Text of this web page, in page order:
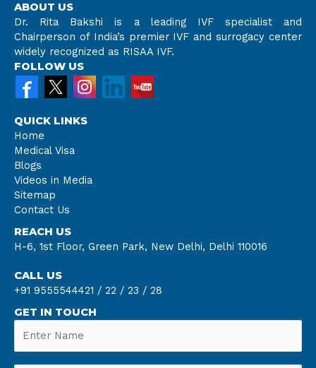
ABOUT US
Dr. Rita Bakshi is a leading IVF specialist and
Chairperson of India’s premier IVF and surrogacy center
widely recognized as RISAA IVF.
FOLLOW US
QUICK LINKS
Home
Medical Visa
Blogs
Videos in Media
Sitemap
Contact Us
REACH US
H-6, 1st Floor, Green Park, New Delhi, Delhi 110016
CALL US
+91 9555544421 / 22 / 23 / 28
GET IN TOUCH